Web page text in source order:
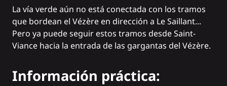
La vía verde aún no está conectada con los tramos
que bordean el Vézère en dirección a Le Saillant...
Pero ya puede seguir estos tramos desde Saint-
Viance hacia la entrada de las gargantas del Vézère.
Información práctica: